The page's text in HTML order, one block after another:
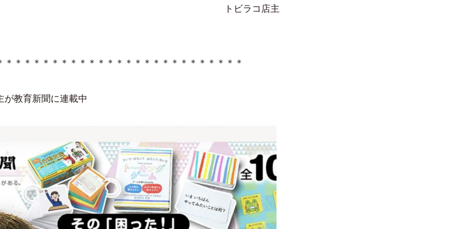
トビラコ店主
＊＊＊＊＊＊＊＊＊＊＊＊＊＊＊＊＊＊＊＊＊＊＊＊＊＊
が教育新聞に連載中